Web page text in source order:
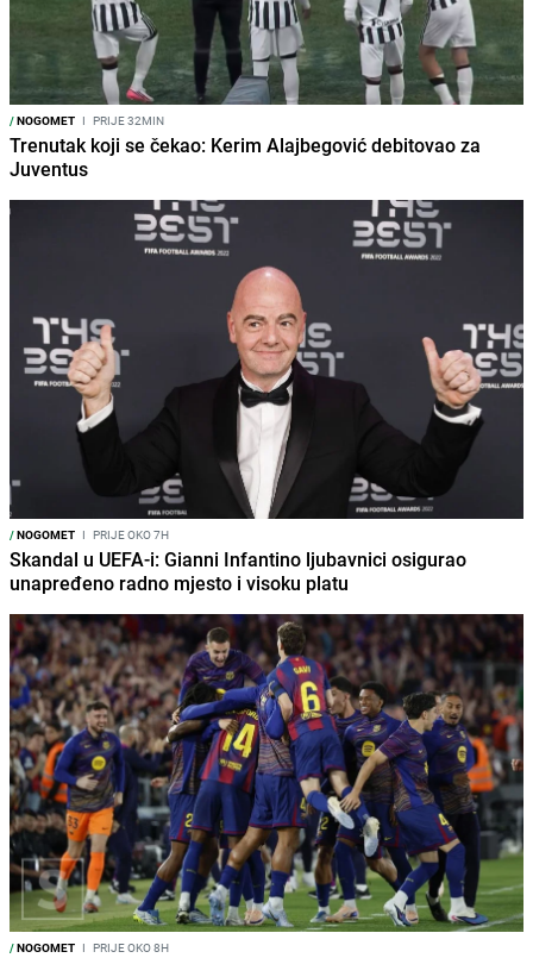
/NOGOMET I PRIJE 32MIN
Trenutak koji se čekao: Kerim Alajbegović debitovao za
Juventus
/NOGOMET I PRIJE OKO 7H
Skandal u UEFA-i: Gianni Infantino ljubavnici osigurao
unapređeno radno mjesto i visoku platu
/NOGOMET I PRIJE OKO 8H